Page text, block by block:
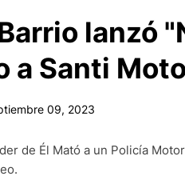
lanzó
a Santi
09, 2023
de Él Mató a un Policía